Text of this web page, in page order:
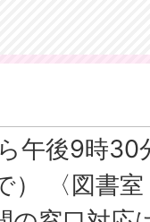
午後9時30
） 〈図書